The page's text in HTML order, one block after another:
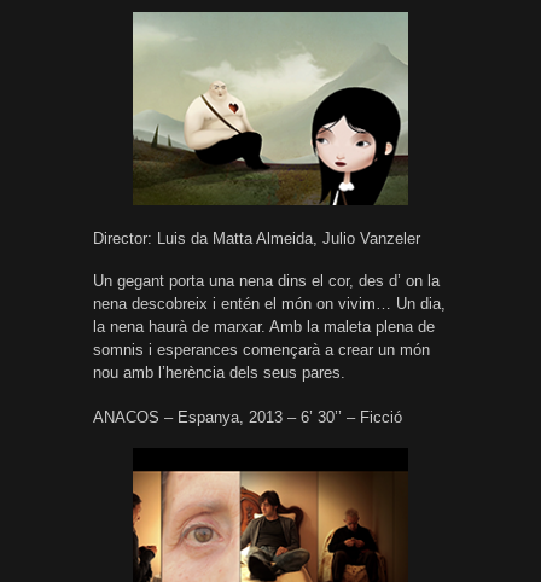
Director: Luis da Matta Almeida, Julio Vanzeler
Un gegant porta una nena dins el cor, des d’ on la
nena descobreix i entén el món on vivim… Un dia,
la nena haurà de marxar. Amb la maleta plena de
somnis i esperances començarà a crear un món
nou amb l’herència dels seus pares.
ANACOS – Espanya, 2013 – 6’ 30’’ – Ficció